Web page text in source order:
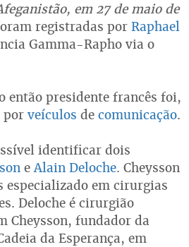
em 27 de maio de
registradas por Raphael
Gamma-Rapho via o
então presidente francês foi,
por veículos de comunicação.
identificar dois
eAlain Deloche. Cheysson
especializado em cirurgias
Deloche é cirurgião
Cheysson, fundador da
da Esperança, em